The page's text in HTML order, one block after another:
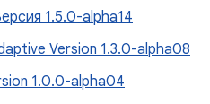
1.5.0-alpha14
Version 1.3.0-alpha08
1.0.0-alpha04